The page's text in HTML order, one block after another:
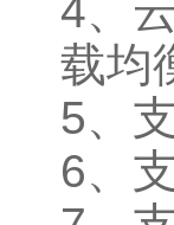
4、
载均
5、
6、